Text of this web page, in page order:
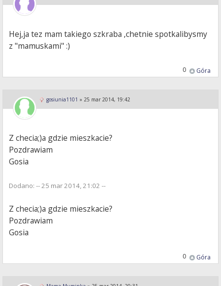
Hej,ja tez mam takiego szkraba ,chetnie spotkalibysmy
z "mamuskami" :)
Góra
0
gosiunia1101 » 25 mar 2014, 19:42
Z checia;)a gdzie mieszkacie?
Pozdrawiam
Gosia
Dodano: -- 25 mar 2014, 21:02 --
Z checia;)a gdzie mieszkacie?
Pozdrawiam
Gosia
Góra
0